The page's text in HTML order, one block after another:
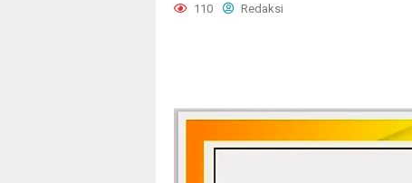
110 Redaksi